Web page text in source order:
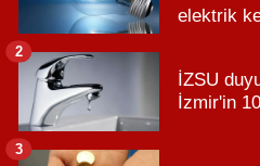
elektrik
İZSU
İzmir'in
2
3